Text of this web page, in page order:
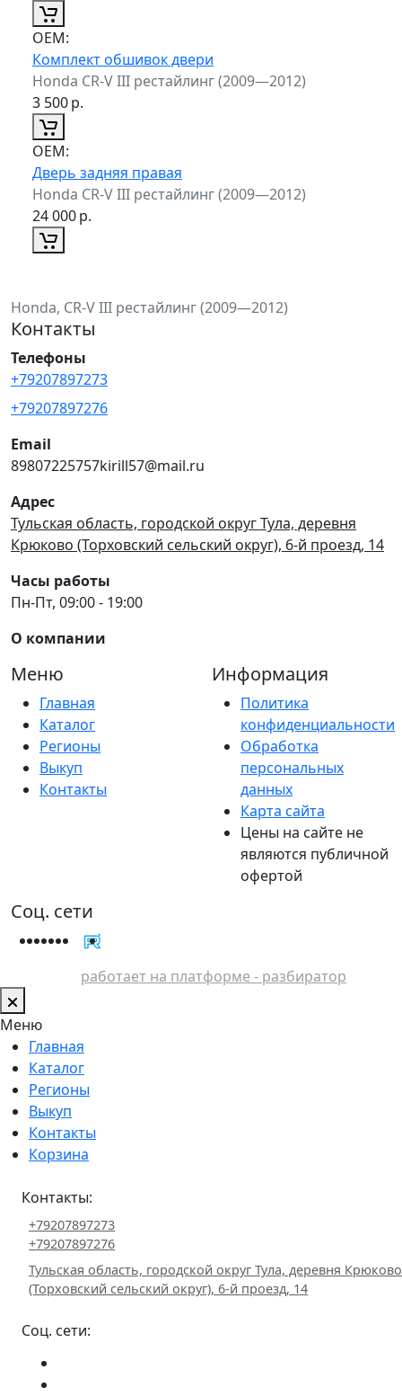
ОЕМ:
Комплект обшивок двери
Honda CR-V III рестайлинг (2009—2012)
3 500р.
ОЕМ:
Дверь задняя правая
Honda CR-V III рестайлинг (2009—2012)
24 000р.
Honda, CR-V III рестайлинг (2009—2012)
Контакты
Телефоны
+79207897273
+79207897276
Email
89807225757kirill57@mail.ru
Адрес
Тульская область, городской округ Тула, деревня
Крюково (Торховский сельский округ), 6-й проезд, 14
Часы работы
Пн-Пт, 09:00 - 19:00
О компании
Меню
Главная
Каталог
Регионы
Выкуп
Контакты
Информация
Политика
конфиденциальности
Обработка
персональных
данных
Карта сайта
Цены на сайте не
являются публичной
офертой
Соц. сети
работает на платформе - разбиратор
Меню
Главная
Каталог
Регионы
Выкуп
Контакты
Корзина
Контакты:
+79207897273
+79207897276
Тульская область, городской округ Тула, деревня Крюково
(Торховский сельский округ), 6-й проезд, 14
Соц. сети: